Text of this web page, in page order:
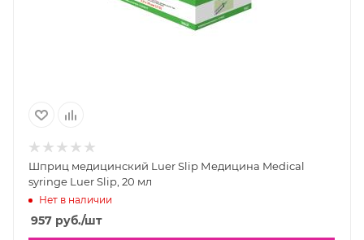
Шприц медицинский Luer Slip Медицина Medical
syringe Luer Slip, 20 мл
Нет в наличии
957 руб./шт